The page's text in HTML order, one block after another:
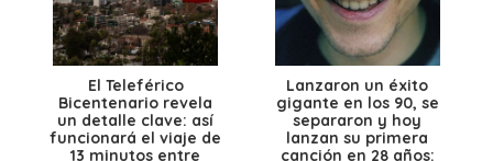
El Teleférico
Bicentenario revela
un detalle clave: así
funcionará el viaje de
13 minutos entre
Lanzaron un éxito
gigante en los 90, se
separaron y hoy
lanzan su primera
canción en 28 años: